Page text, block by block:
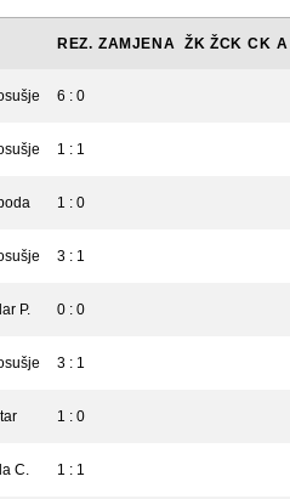
REZ. ZAMJENA ŽK ŽCK CK A
6 : 0
1 : 1
1 : 0
3 : 1
P. 0 : 0
3 : 1
1 : 0
C. 1 : 1